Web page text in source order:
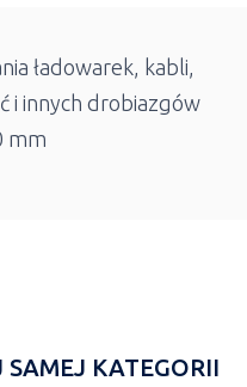
ładowarek, kabli,
i innych drobiazgów
mm
KATEGORII